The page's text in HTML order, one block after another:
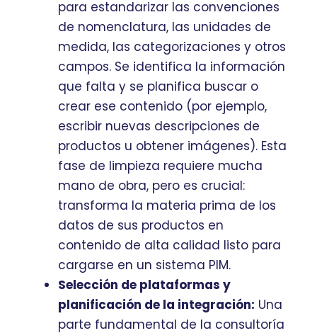
para estandarizar las convenciones
de nomenclatura, las unidades de
medida, las categorizaciones y otros
campos. Se identifica la información
que falta y se planifica buscar o
crear ese contenido (por ejemplo,
escribir nuevas descripciones de
productos u obtener imágenes). Esta
fase de limpieza requiere mucha
mano de obra, pero es crucial:
transforma la materia prima de los
datos de sus productos en
contenido de alta calidad listo para
cargarse en un sistema PIM.
Selección de plataformas y
planificación de la integración: Una
parte fundamental de la consultoría